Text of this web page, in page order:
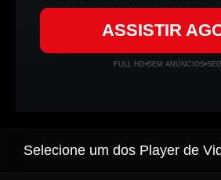
ASSISTIR
FULL HD•SEM ANÚNCIOS•
Selecione um dos Player de